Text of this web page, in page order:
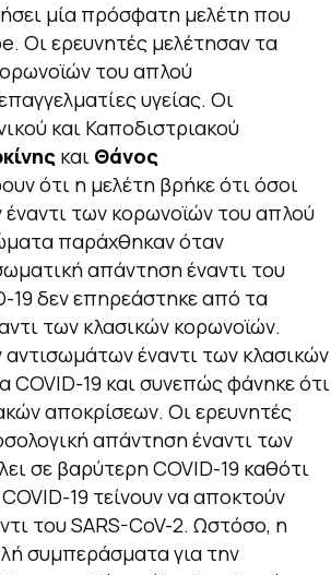
μία πρόσφατη μελέτη που
Οι ερευνητές μελέτησαν τα
του απλού
υγείας. Οι
και Καποδιστριακού
και Θάνος
ότι η μελέτη βρήκε ότι όσοι
των κορωνοϊών του απλού
παράχθηκαν όταν
απάντηση έναντι του
19 δεν επηρεάστηκε από τα
των κλασικών κορωνοϊών.
έναντι των κλασικών
COVID-19 και συνεπώς φάνηκε ότι
αποκρίσεων. Οι ερευνητές
απάντηση έναντι των
σε βαρύτερη COVID-19 καθότι
19 τείνουν να αποκτούν
του SARS-CoV-2. Ωστόσο, η
συμπεράσματα για την